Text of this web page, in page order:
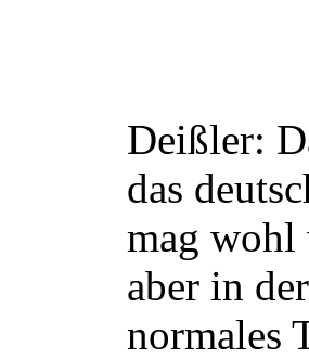
Deißler:
das
mag wohl
aber in
normales